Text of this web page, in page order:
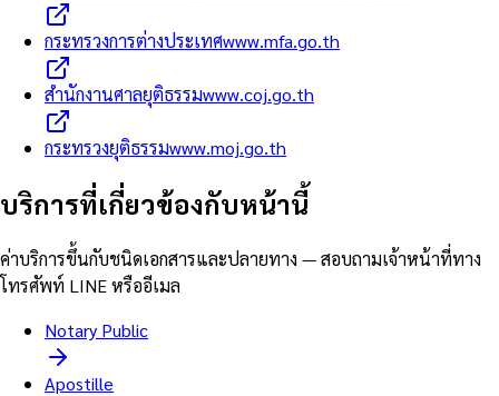
กระทรวงการต่างประเทศwww.mfa.go.th
สำนักงานศาลยุติธรรมwww.coj.go.th
กระทรวงยุติธรรมwww.moj.go.th
บริการที่เกี่ยวข้องกับหน้านี้
ค่าบริการขึ้นกับชนิดเอกสารและปลายทาง — สอบถามเจ้าหน้าที่ทาง
โทรศัพท์ LINE หรืออีเมล
Notary Public
Apostille